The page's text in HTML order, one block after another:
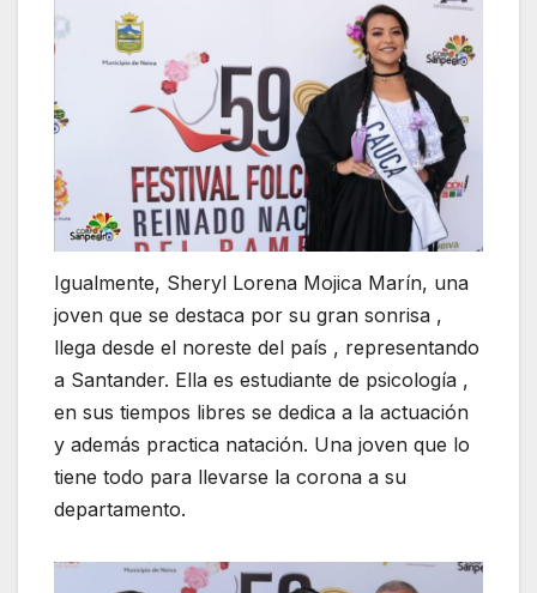
Igualmente, Sheryl Lorena Mojica Marín, una
joven que se destaca por su gran sonrisa ,
llega desde el noreste del país , representando
a Santander. Ella es estudiante de psicología ,
en sus tiempos libres se dedica a la actuación
y además practica natación. Una joven que lo
tiene todo para llevarse la corona a su
departamento.